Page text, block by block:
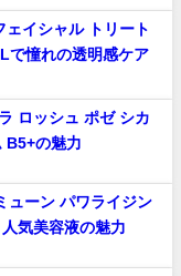
ェイシャル トリート
で憧れの透明感ケア
ロッシュ ポゼ シカ
B5+の魅力
ューン パワライジン
気美容液の魅力